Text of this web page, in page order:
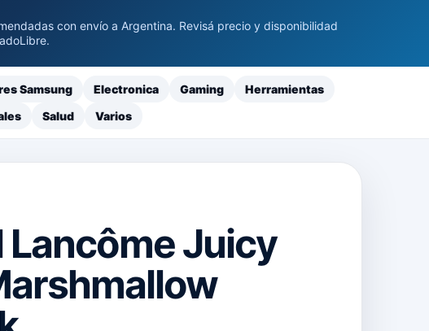
con envío a Argentina. Revisá precio y disponibilidad
Samsung Electronica Gaming
Herramientas
Salud Varios
Lancôme Juicy